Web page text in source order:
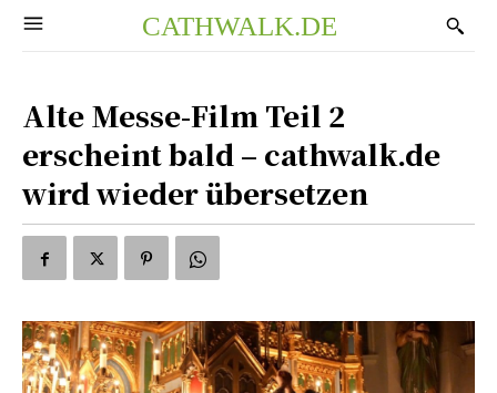
CATHWALK.DE
Alte Messe-Film Teil 2
erscheint bald – cathwalk.de
wird wieder übersetzen